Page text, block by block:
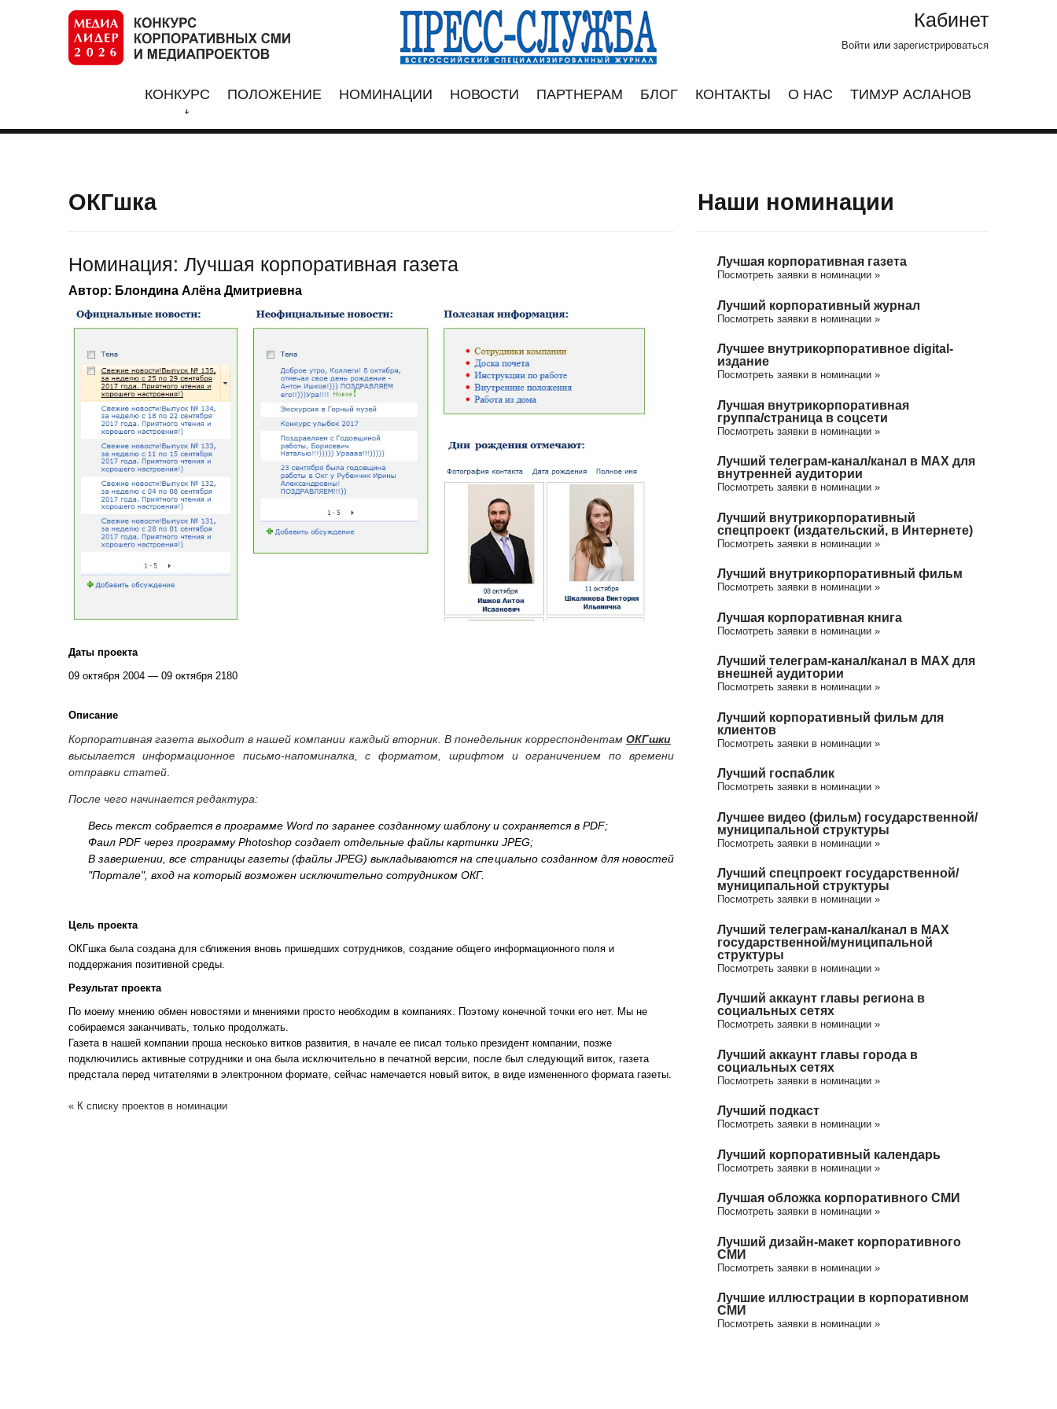
Кабинет
Войти или зарегистрироваться
КОНКУРС ПОЛОЖЕНИЕ НОМИНАЦИИ НОВОСТИ ПАРТНЕРАМ БЛОГ КОНТАКТЫ О НАС ТИМУР АСЛАНОВ
ОКГшка
Номинация: Лучшая корпоративная газета
Автор: Блондина Алёна Дмитриевна
Даты проекта
09 октября 2004 — 09 октября 2180
Описание
Корпоративная газета выходит в нашей компании каждый вторник. В понедельник корреспондентам ОКГшки
высылается информационное письмо-напоминалка, с форматом, шрифтом и ограничением по времени
отправки статей
После чего начинается редактура:
Весь текст собрается в программе Word по заранее созданному шаблону и сохраняется в PDF;
Фаил PDF через программу Photoshop создает отдельные файлы картинки JPEG;
В завершении, все страницы газеты (файлы JPEG) выкладываются на специально созданном для новостей
"Портале", вход на который возможен исключительно сотрудником ОКГ.
Цель проекта
ОКГшка была создана для сближения вновь пришедших сотрудников, создание общего информационного поля и
поддержания позитивной среды.
Результат проекта
По моему мнению обмен новостями и мнениями просто необходим в компаниях. Поэтому конечной точки его нет. Мы не
собираемся заканчивать, только продолжать.
Газета в нашей компании проша нескоько витков развития, в начале ее писал только президент компании, позже
подключились активные сотрудники и она была исключительно в печатной версии, после был следующий виток, газета
предстала перед читателями в электронном формате, сейчас намечается новый виток, в виде измененного формата газеты.
« К списку проектов в номинации
Наши номинации
Лучшая корпоративная газета
Посмотреть заявки в номинации »
Лучший корпоративный журнал
Посмотреть заявки в номинации »
Лучшее внутрикорпоративное digital-
издание
Посмотреть заявки в номинации »
Лучшая внутрикорпоративная
группа/cтраница в соцсети
Посмотреть заявки в номинации »
Лучший телеграм-канал/канал в МАХ для
внутренней аудитории
Посмотреть заявки в номинации »
Лучший внутрикорпоративный
спецпроект (издательский, в Интернете)
Посмотреть заявки в номинации »
Лучший внутрикорпоративный фильм
Посмотреть заявки в номинации »
Лучшая корпоративная книга
Посмотреть заявки в номинации »
Лучший телеграм-канал/канал в МАХ для
внешней аудитории
Посмотреть заявки в номинации »
Лучший корпоративный фильм для
клиентов
Посмотреть заявки в номинации »
Лучший госпаблик
Посмотреть заявки в номинации »
Лучшее видео (фильм) государственной/
муниципальной структуры
Посмотреть заявки в номинации »
Лучший спецпроект государственной/
муниципальной структуры
Посмотреть заявки в номинации »
Лучший телеграм-канал/канал в МАХ
государственной/муниципальной
структуры
Посмотреть заявки в номинации »
Лучший аккаунт главы региона в
социальных сетях
Посмотреть заявки в номинации »
Лучший аккаунт главы города в
социальных сетях
Посмотреть заявки в номинации »
Лучший подкаст
Посмотреть заявки в номинации »
Лучший корпоративный календарь
Посмотреть заявки в номинации »
Лучшая обложка корпоративного СМИ
Посмотреть заявки в номинации »
Лучший дизайн-макет корпоративного
СМИ
Посмотреть заявки в номинации »
Лучшие иллюстрации в корпоративном
СМИ
Посмотреть заявки в номинации »